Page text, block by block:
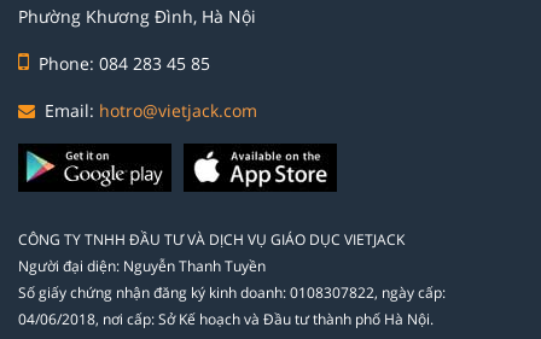
Phường Khương Đình, Hà Nội
Phone: 084 283 45 85
Email: hotro@vietjack.com
CÔNG TY TNHH ĐẦU TƯ VÀ DỊCH VỤ GIÁO DỤC VIETJACK
Người đại diện: Nguyễn Thanh Tuyền
Số giấy chứng nhận đăng ký kinh doanh: 0108307822, ngày cấp:
04/06/2018, nơi cấp: Sở Kế hoạch và Đầu tư thành phố Hà Nội.